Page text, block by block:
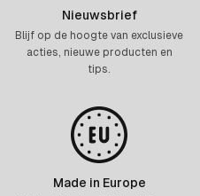
Nieuwsbrief
Blijf op de hoogte van exclusieve
acties, nieuwe producten en
tips.
Made in Europe